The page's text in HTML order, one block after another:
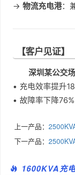
→ 物流充电港：
【客户见证】
深圳某公交
• 充电效率提升
• 故障率下降
上一产品：
下一产品：
1600KVA充